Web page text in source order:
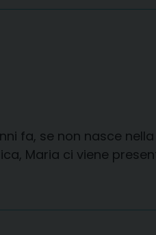
fa, se non nasce
Maria ci viene